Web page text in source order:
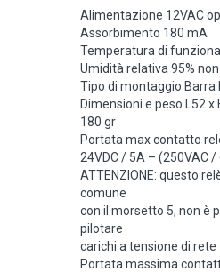
Alimentazione 12VAC
Assorbimento 180 mA
Temperatura di
Umidità relativa 95%
Tipo di montaggio Barra
Dimensioni e peso L52 x
180 gr
Portata max contatto
24VDC / 5A – (250VAC
ATTENZIONE: questo
comune
con il morsetto 5, non è
pilotare
carichi a tensione di rete
Portata massima